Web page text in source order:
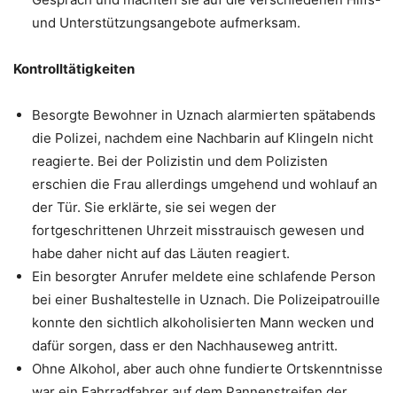
und Unterstützungsangebote aufmerksam.
Kontrolltätigkeiten
Besorgte Bewohner in Uznach alarmierten spätabends
die Polizei, nachdem eine Nachbarin auf Klingeln nicht
reagierte. Bei der Polizistin und dem Polizisten
erschien die Frau allerdings umgehend und wohlauf an
der Tür. Sie erklärte, sie sei wegen der
fortgeschrittenen Uhrzeit misstrauisch gewesen und
habe daher nicht auf das Läuten reagiert.
Ein besorgter Anrufer meldete eine schlafende Person
bei einer Bushaltestelle in Uznach. Die Polizeipatrouille
konnte den sichtlich alkoholisierten Mann wecken und
dafür sorgen, dass er den Nachhauseweg antritt.
Ohne Alkohol, aber auch ohne fundierte Ortskenntnisse